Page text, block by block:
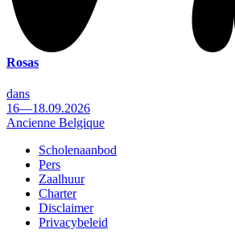
Rosas
dans
16—18.09.2026
Ancienne Belgique
Footer
Scholenaanbod
Pers
Zaalhuur
Charter
Disclaimer
Privacybeleid